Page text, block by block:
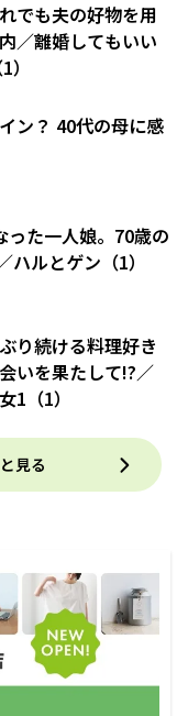
でも夫の好物を用
／離婚してもいい
ン？ 40代の母に感
った一人娘。70歳の
ルとゲン（1）
り続ける料理好き
いを果たして!?／
1（1）
見る